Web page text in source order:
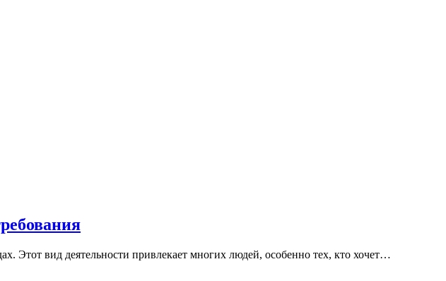
Этот вид деятельности привлекает многих людей, особенно тех, кто хочет…